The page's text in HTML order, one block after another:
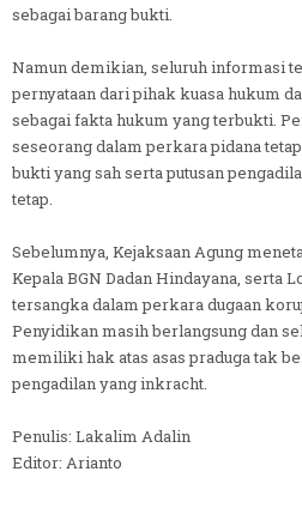
sebagai barang bukti.
Namun demikian, seluruh informasi
pernyataan dari pihak kuasa hukum
sebagai fakta hukum yang terbukti.
seseorang dalam perkara pidana
bukti yang sah serta putusan
tetap.
Sebelumnya, Kejaksaan Agung
Kepala BGN Dadan Hindayana, serta
tersangka dalam perkara dugaan
Penyidikan masih berlangsung dan
memiliki hak atas asas praduga tak
pengadilan yang inkracht.
Penulis: Lakalim Adalin
Editor: Arianto